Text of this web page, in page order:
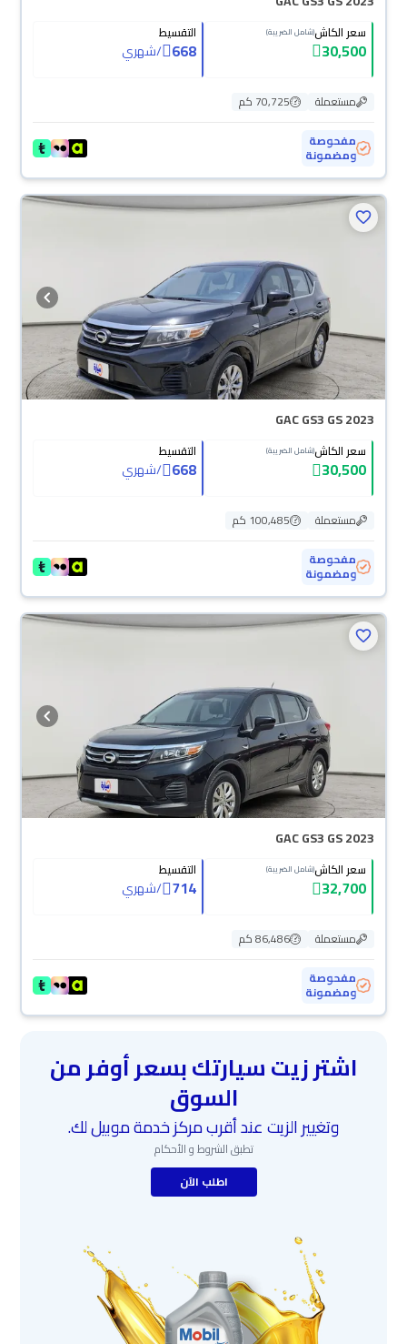
سعر الكاش(شامل الضريبة)
30,500
التقسيط
668
/شهري
مستعملة
70,725 كم
مفحوصة
ومضمونة
GAC GS3 GS 2023
سعر الكاش(شامل الضريبة)
30,500
التقسيط
668
/شهري
مستعملة
100,485 كم
مفحوصة
ومضمونة
GAC GS3 GS 2023
سعر الكاش(شامل الضريبة)
32,700
التقسيط
714
/شهري
مستعملة
86,486 كم
مفحوصة
ومضمونة
اشتر زيت سيارتك بسعر أوفر من
السوق
وتغيير الزيت عند أقرب مركز خدمة موبيل لك.
تطبق الشروط و الأحكام
اطلب الآن